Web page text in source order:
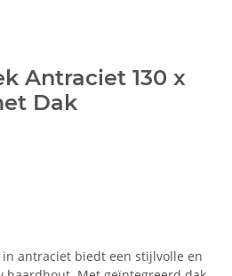
Antraciet 130 x
Dak
antraciet biedt een stijlvolle en